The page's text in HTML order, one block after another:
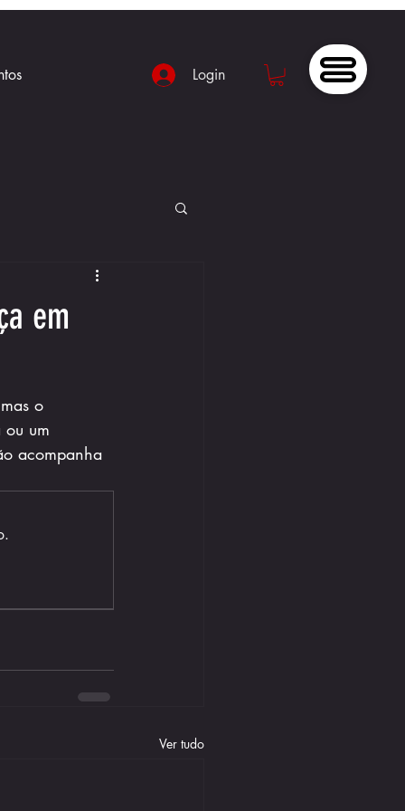
Login
em
o
um
acompanha
Ver tudo